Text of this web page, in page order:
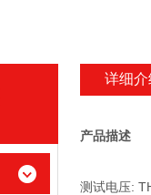
详细介
产品描述
测试电压: